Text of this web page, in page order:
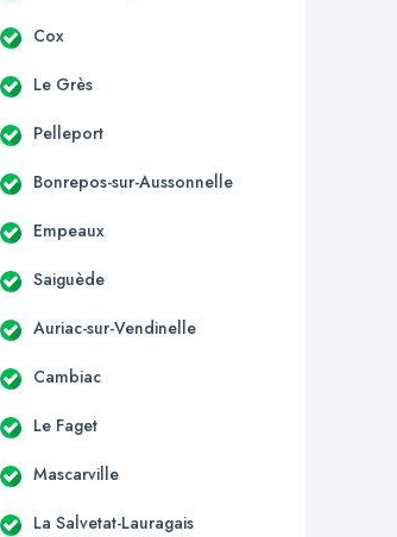
Cox
Le Grès
Pelleport
Bonrepos-sur-Aussonnelle
Empeaux
Saiguède
Auriac-sur-Vendinelle
Cambiac
Le Faget
Mascarville
La Salvetat-Lauragais